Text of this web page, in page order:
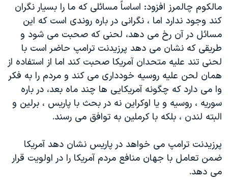
مالکوم چالمرز افزود: اساساً مسائلی که ما را بسیار نگران
کند وجود ندارد اما ، نگرانی در باره روندی است که این
مسائل در آن رخ می دهد، لحنی که صحبت می شود و
طریقی که نشان می دهد پرزیدنت ترامپ حاضر است با
لحنی تند علیه متحدان آمریکا صحبت کند اما از استفاده از
همان لحن علیه روسیه خودداری می کند و مردم را به فکر
وا می دارد که چگونه آمریکایی ها چند ماه بعد، در باره
سوریه ، روسیه و یا اوکراین نه در بحث با پاریس ، برلین و
البته لندن ، بلکه با کرملین به توافق می رسند.
پرزیدنت ترامپ می خواهد در پاریس نشان دهد آمریکا
ضمن تعامل با جهان منافع مردم آمریکا را در اولویت قرار
می دهد.